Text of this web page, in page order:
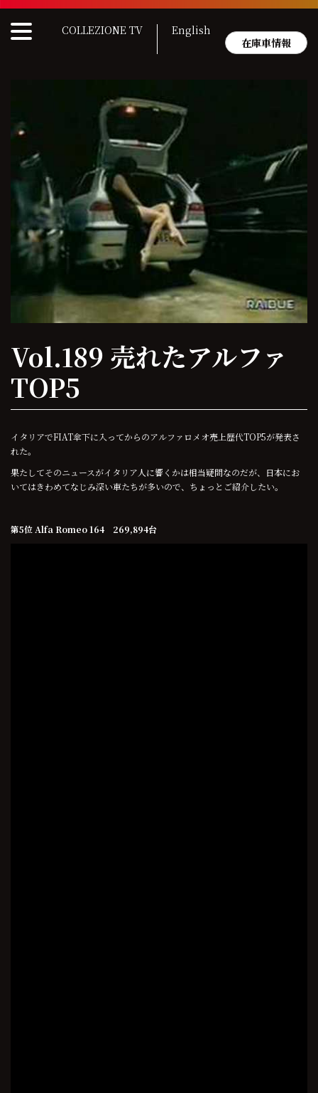
Skip
content
COLLEZIONE TV
English
在庫車情報
Vol.189 売れたアルファ
TOP5
イタリアでFIAT傘下に入ってからのアルファロメオ売上歴代TOP5が発表さ
れた。
果たしてそのニュースがイタリア人に響くかは相当疑問なのだが、日本にお
いてはきわめてなじみ深い車たちが多いので、ちょっとご紹介したい。
第5位 Alfa Romeo 164 269,894台